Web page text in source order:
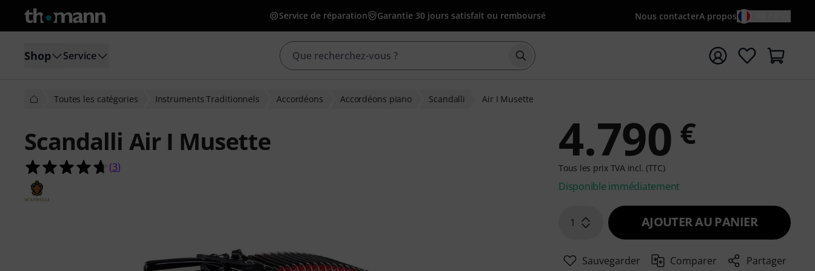
Service de réparation Garantie 30 jours satisfait ou remboursé Nous contacterA propos
Shop Service Démarrer la recherche avec le terme de recherche
Toutes les catégories Instruments Traditionnels Accordéons Accordéons piano Scandalli Air I Musette
Scandalli Air I Musette
4.7 étoiles sur 5 d'après 3 évaluations clients
(3) 4.790 €
Tous les prix TVA incl. (TTC)
Disponible immédiatement
1 AJOUTER AU PANIER
Sauvegarder Comparer Partager